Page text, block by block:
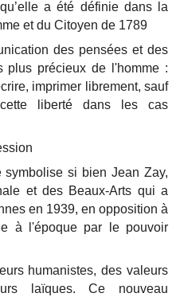
a été définie dans la
et du Citoyen de 1789
des pensées et des
plus précieux de l'homme :
imprimer librement, sauf
liberté dans les cas
symbolise si bien Jean Zay,
et des Beaux-Arts qui a
en 1939, en opposition à
à l'époque par le pouvoir
humanistes, des valeurs
laïques. Ce nouveau